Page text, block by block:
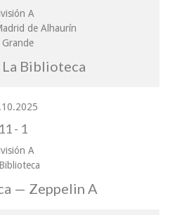
A
de Alhaurín
Grande
Biblioteca
11- 1
A
— Zeppelin A